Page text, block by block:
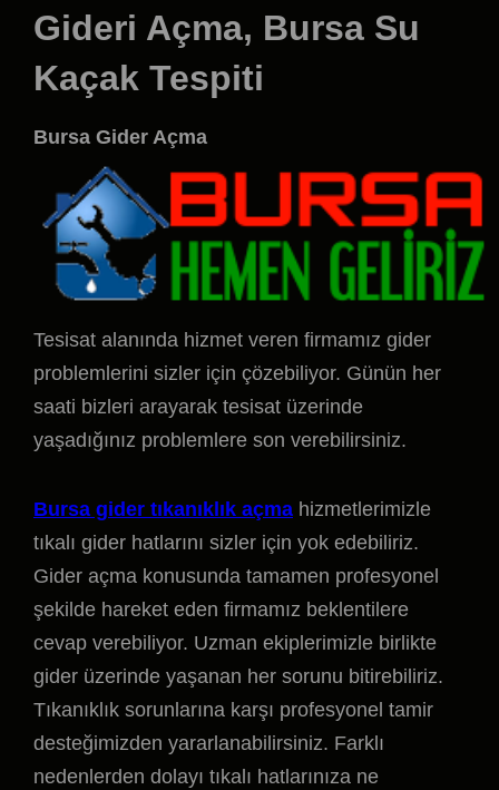
Gideri Açma, Bursa Su
Kaçak Tespiti
Bursa Gider Açma
Tesisat alanında hizmet veren firmamız gider
problemlerini sizler için çözebiliyor. Günün her
saati bizleri arayarak tesisat üzerinde
yaşadığınız problemlere son verebilirsiniz.
Bursa gider tıkanıklık açma hizmetlerimizle
tıkalı gider hatlarını sizler için yok edebiliriz.
Gider açma konusunda tamamen profesyonel
şekilde hareket eden firmamız beklentilere
cevap verebiliyor. Uzman ekiplerimizle birlikte
gider üzerinde yaşanan her sorunu bitirebiliriz.
Tıkanıklık sorunlarına karşı profesyonel tamir
desteğimizden yararlanabilirsiniz. Farklı
nedenlerden dolayı tıkalı hatlarınıza ne